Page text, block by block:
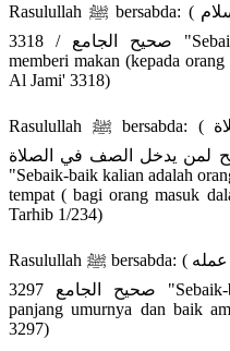
Rasulullah ﷺ bersabda: ( خيركم من أطعم الطعام وردَّ السلام )
صحيح الجامع / 3318 "Sebaik-baik kalian adalah orang yang
memberi makan (kepada
Al Jami' 3318)
Rasulullah ﷺ bersabda: ( خياركم ألينُكم مناكب في الصلاة )
234/1 أي: يفسح لمن يدخل الصف في الصلاة .
"Sebaik-baik kalian adalah
tempat ( bagi orang masuk
Tarhib 1/234)
Rasulullah ﷺ bersabda: ( خير الناس من طال عمره وحسن عمله )
صحيح الجامع 3297 "Sebaik-baik manusia adalah orang yang
panjang umurnya dan baik
3297)